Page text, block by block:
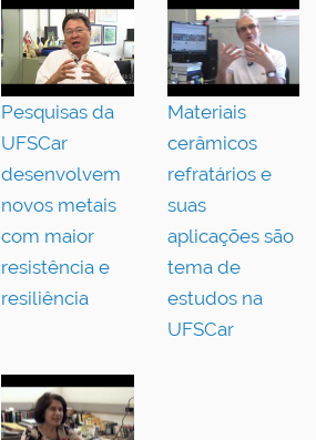
Pesquisas da
UFSCar
desenvolvem
novos metais
com maior
resistência e
resiliência
Materiais
cerâmicos
refratários e
suas
aplicações são
tema de
estudos na
UFSCar